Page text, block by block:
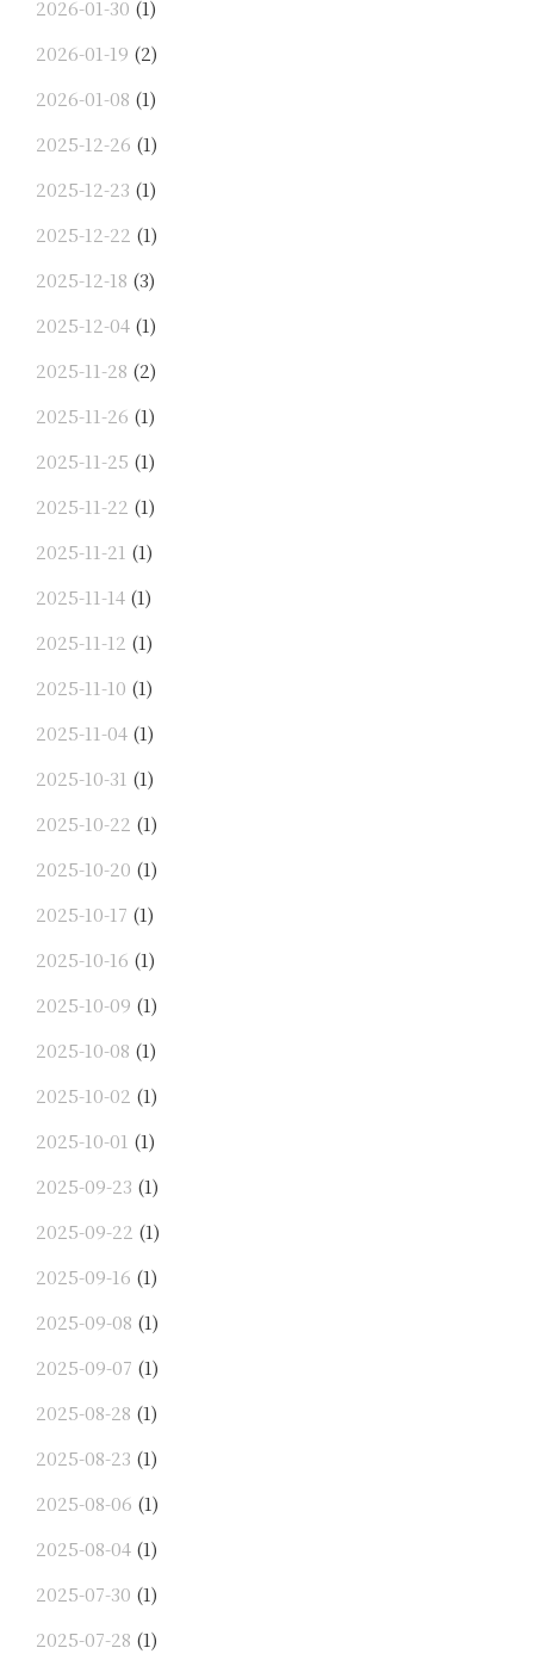
2026-01-30 (1)
2026-01-19 (2)
2026-01-08 (1)
2025-12-26 (1)
2025-12-23 (1)
2025-12-22 (1)
2025-12-18 (3)
2025-12-04 (1)
2025-11-28 (2)
2025-11-26 (1)
2025-11-25 (1)
2025-11-22 (1)
2025-11-21 (1)
2025-11-14 (1)
2025-11-12 (1)
2025-11-10 (1)
2025-11-04 (1)
2025-10-31 (1)
2025-10-22 (1)
2025-10-20 (1)
2025-10-17 (1)
2025-10-16 (1)
2025-10-09 (1)
2025-10-08 (1)
2025-10-02 (1)
2025-10-01 (1)
2025-09-23 (1)
2025-09-22 (1)
2025-09-16 (1)
2025-09-08 (1)
2025-09-07 (1)
2025-08-28 (1)
2025-08-23 (1)
2025-08-06 (1)
2025-08-04 (1)
2025-07-30 (1)
2025-07-28 (1)